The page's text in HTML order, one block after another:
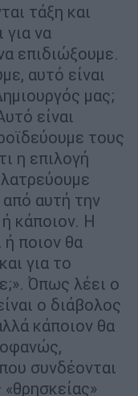
τάξη και
για να
επιδιώξουμε.
αυτό είναι
μας;
είναι
τους
η επιλογή
αυτή την
κάποιον. Η
ή ποιον θα
για το
Όπως λέει ο
ο διάβολος
κάποιον θα
συνδέονται